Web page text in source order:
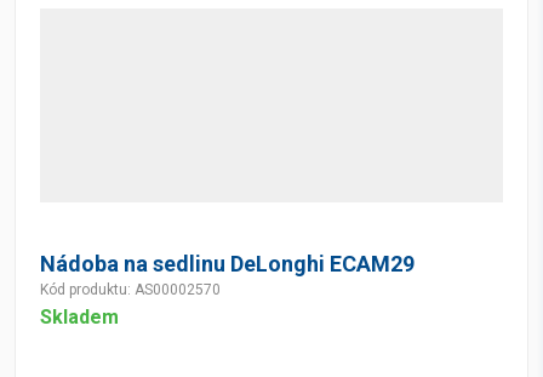
Nádoba na sedlinu DeLonghi ECAM29
Kód produktu: AS00002570
Skladem